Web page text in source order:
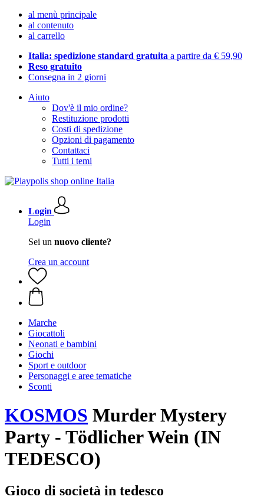
al menù principale
al contenuto
al carrello
Italia: spedizione standard gratuita a partire da € 59,90
Reso gratuito
Consegna in 2 giorni
Aiuto
Dov'è il mio ordine?
Restituzione prodotti
Costi di spedizione
Opzioni di pagamento
Contattaci
Tutti i temi
Login
Login
Sei un nuovo cliente?
Crea un account
Marche
Giocattoli
Neonati e bambini
Giochi
Sport e outdoor
Personaggi e aree tematiche
Sconti
KOSMOS Murder Mystery
Party - Tödlicher Wein (IN
TEDESCO)
Gioco di società in tedesco